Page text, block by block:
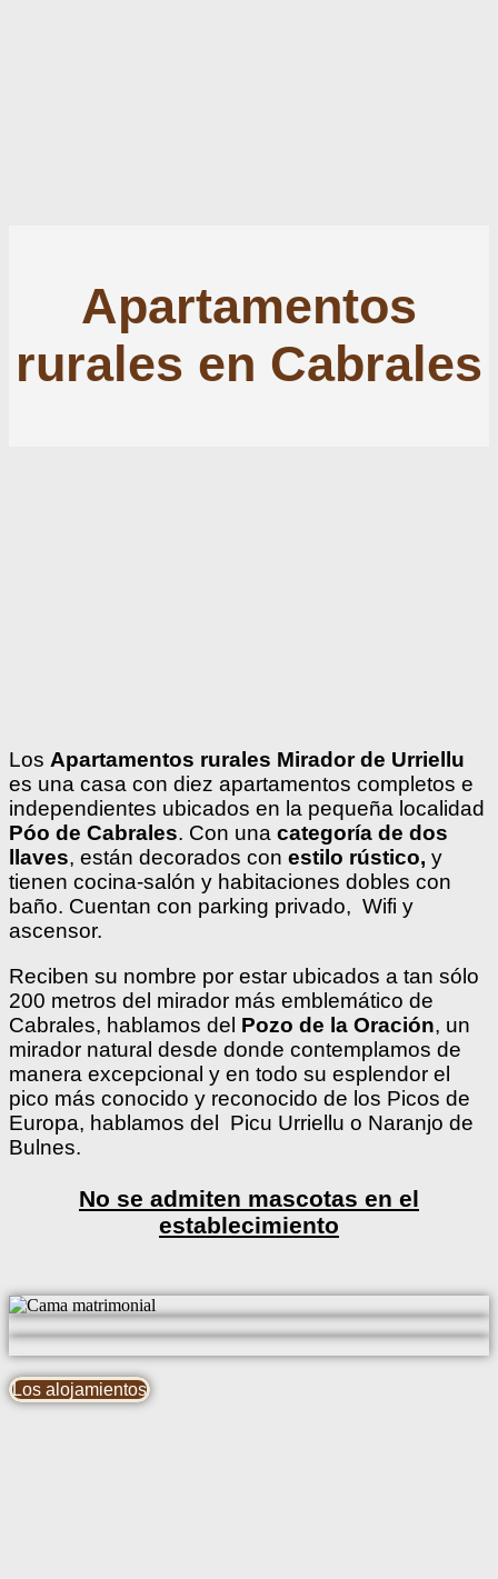
Apartamentos
rurales en Cabrales
Los Apartamentos rurales Mirador de Urriellu
es una casa con diez apartamentos completos e
independientes ubicados en la pequeña localidad
Póo de Cabrales. Con una categoría de dos
llaves, están decorados con estilo rústico, y
tienen cocina-salón y habitaciones dobles con
baño. Cuentan con parking privado, Wifi y
ascensor.
Reciben su nombre por estar ubicados a tan sólo
200 metros del mirador más emblemático de
Cabrales, hablamos del Pozo de la Oración, un
mirador natural desde donde contemplamos de
manera excepcional y en todo su esplendor el
pico más conocido y reconocido de los Picos de
Europa, hablamos del Picu Urriellu o Naranjo de
Bulnes.
No se admiten mascotas en el
establecimiento
Los alojamientos